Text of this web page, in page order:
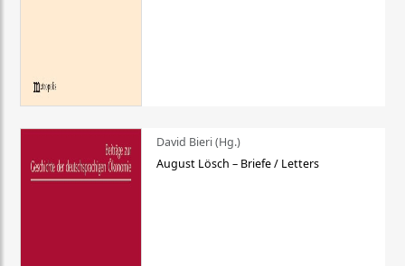
David Bieri (Hg.)
August Lösch – Briefe / Letters